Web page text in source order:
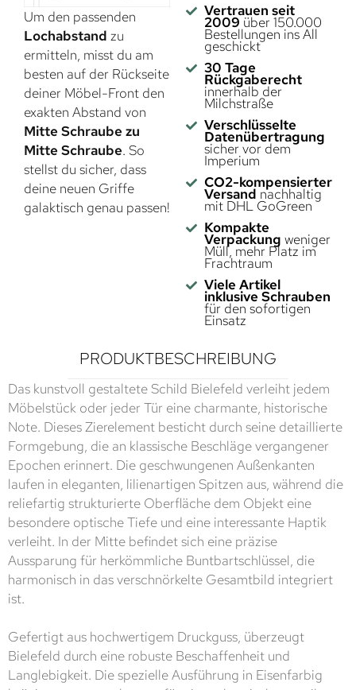
Um den passenden
Lochabstand zu
ermitteln, misst du am
besten auf der Rückseite
deiner Möbel-Front den
exakten Abstand von
Mitte Schraube zu
Mitte Schraube. So
stellst du sicher, dass
deine neuen Griffe
galaktisch genau passen!
Vertrauen seit
2009über 150.000
Bestellungen ins All
geschickt
30 Tage
Rückgaberecht
innerhalb der
Milchstraße
Verschlüsselte
Datenübertragung
sicher vor dem
Imperium
CO2-kompensierter
Versand nachhaltig
mit DHL GoGreen
Kompakte
Verpackung weniger
Müll, mehr Platz im
Frachtraum
Viele Artikel
inklusive Schrauben
für den sofortigen
Einsatz
PRODUKTBESCHREIBUNG
Das kunstvoll gestaltete Schild Bielefeld verleiht jedem
Möbelstück oder jeder Tür eine charmante, historische
Note. Dieses Zierelement besticht durch seine detaillierte
Formgebung, die an klassische Beschläge vergangener
Epochen erinnert. Die geschwungenen Außenkanten
laufen in eleganten, lilienartigen Spitzen aus, während die
reliefartig strukturierte Oberfläche dem Objekt eine
besondere optische Tiefe und eine interessante Haptik
verleiht. In der Mitte befindet sich eine präzise
Aussparung für herkömmliche Buntbartschlüssel, die
harmonisch in das verschnörkelte Gesamtbild integriert
ist.
Gefertigt aus hochwertigem Druckguss, überzeugt
Bielefeld durch eine robuste Beschaffenheit und
Langlebigkeit. Die spezielle Ausführung in Eisenfarbig